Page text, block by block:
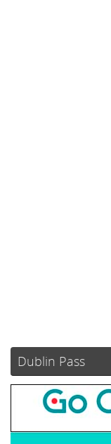
Dublin Pass